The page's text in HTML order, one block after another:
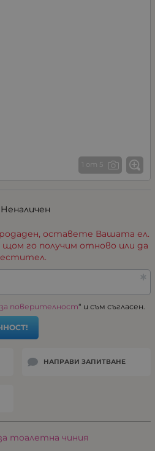
1 от 5
Неналичен
оставете Вашата ел.
го получим отново или да
поверителност“ и съм съгласен.
НАПРАВИ ЗАПИТВАНЕ
тоалетна чиния